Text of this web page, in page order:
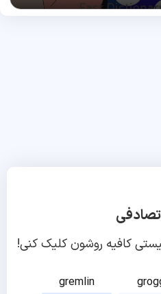
کافیه روشون کلیک کنی!
gremlin